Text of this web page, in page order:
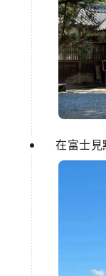
在富士見